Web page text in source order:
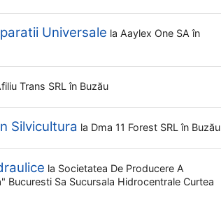
Universale la Aaylex One SA în
Trans SRL în Buzău
Silvicultura la Dma 11 Forest SRL în Buzău
la Societatea De Producere A
Sa Sucursala Hidrocentrale Curtea